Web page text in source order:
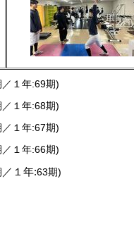
１年:69期)
１年:68期)
１年:67期)
１年:66期)
／１年:63期)